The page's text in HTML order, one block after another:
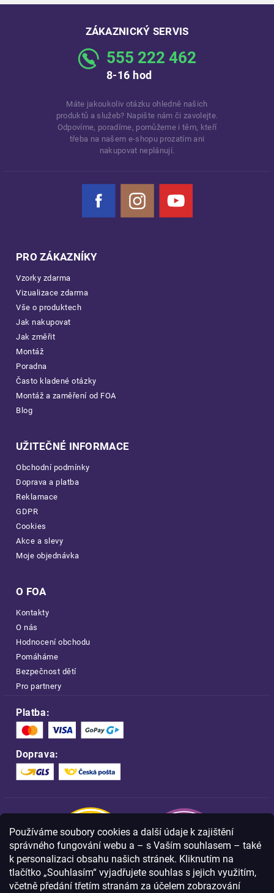
Používáme soubory cookies a další údaje k zajištění
správného fungování webu a – s Vaším souhlasem – také
k personalizaci obsahu našich stránek. Kliknutím na
tlačítko „Souhlasím“ vyjadřujete souhlas s jejich využitím,
včetně předání třetím stranám za účelem zobrazování
ZÁKAZNICKÝ SERVIS
555 222 462
8-16 hod
Máte jakoukoliv otázku ohledně našich
produktů a služeb? Napište nám či zavolejte.
Odpovíme, poradíme, pomůžeme i těm, kteří
třeba na našem e-shopu prozatím ani
nakupovat neplánují.
Facebook Instagram YouTube
PRO ZÁKAZNÍKY
Vzorky zdarma
Vizualizace zdarma
Vše o produktech
Jak nakupovat
Jak změřit
Montáž
Poradna
Často kladené otázky
Montáž a zaměření od FOA
Blog
UŽITEČNÉ INFORMACE
Obchodní podmínky
Doprava a platba
Reklamace
GDPR
Cookies
Akce a slevy
Moje objednávka
O FOA
Kontakty
O nás
Hodnocení obchodu
Pomáháme
Bezpečnost dětí
Pro partnery
Platba:
Doprava:
Nakupujte na FOA bezpečně a bez obav.